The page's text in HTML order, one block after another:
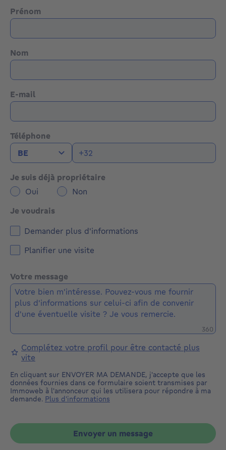
Prénom
Nom
E-mail
Téléphone
Je suis déjà propriétaire
Oui
Non
Je voudrais
Demander plus d'informations
Planifier une visite
Votre message
360
Complétez votre profil pour être contacté plus
vite
En cliquant sur ENVOYER MA DEMANDE, j'accepte que les
données fournies dans ce formulaire soient transmises par
Immoweb à l'annonceur qui les utilisera pour répondre à ma
demande. Plus d'informations
Envoyer un message